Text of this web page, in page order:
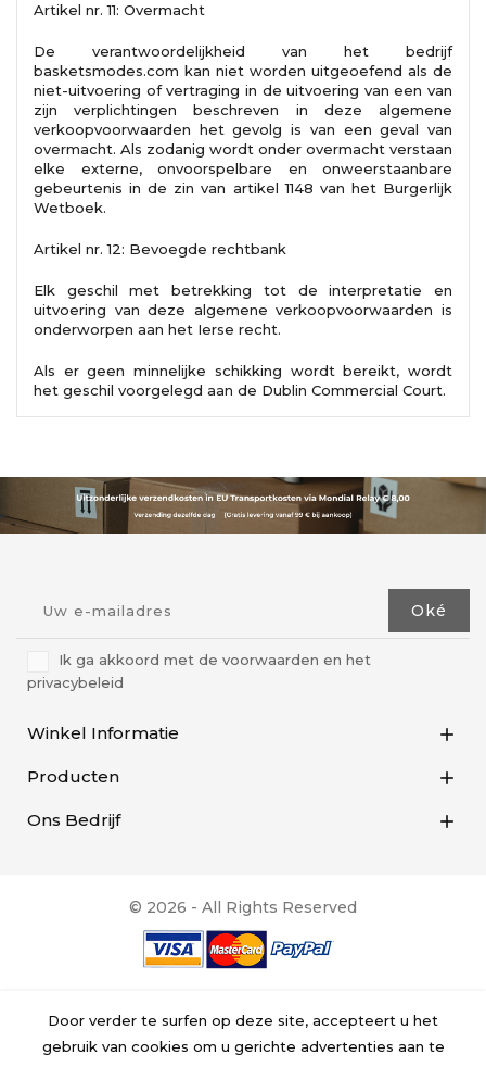
Artikel nr. 11: Overmacht
De verantwoordelijkheid van het bedrijf
basketsmodes.com kan niet worden uitgeoefend als de
niet-uitvoering of vertraging in de uitvoering van een van
zijn verplichtingen beschreven in deze algemene
verkoopvoorwaarden het gevolg is van een geval van
overmacht. Als zodanig wordt onder overmacht verstaan
​​elke externe, onvoorspelbare en onweerstaanbare
gebeurtenis in de zin van artikel 1148 van het Burgerlijk
Wetboek.
Artikel nr. 12: Bevoegde rechtbank
Elk geschil met betrekking tot de interpretatie en
uitvoering van deze algemene verkoopvoorwaarden is
onderworpen aan het Ierse recht.
Als er geen minnelijke schikking wordt bereikt, wordt
het geschil voorgelegd aan de Dublin Commercial Court.
Ik ga akkoord met de voorwaarden en het
privacybeleid
Winkel Informatie 
Producten 
Ons Bedrijf 
© 2026 - All Rights Reserved
Door verder te surfen op deze site, accepteert u het
gebruik van cookies om u gerichte advertenties aan te